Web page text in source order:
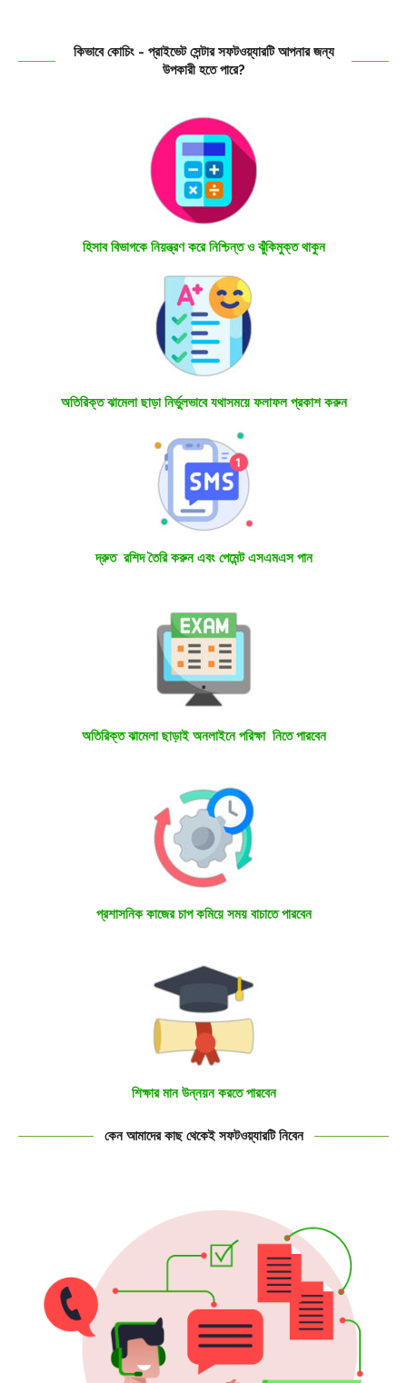
কিভাবে কোচিং - প্রাইভেট সেন্টার সফটওয়্যারটি আপনার জন্য
উপকারী হতে পারে?
হিসাব বিভাগকে নিয়ন্ত্রণ করে নিশ্চিন্ত ও ঝুঁকিমুক্ত থাকুন
অতিরিক্ত ঝামেলা ছাড়া নির্ভুলভাবে যথাসময়ে ফলাফল প্রকাশ করুন
দ্রুত রশিদ তৈরি করুন এবং পেমেন্ট এসএমএস পান
অতিরিক্ত ঝামেলা ছাড়াই অনলাইনে পরিক্ষা নিতে পারবেন
প্রশাসনিক কাজের চাপ কমিয়ে সময় বাচাতে পারবেন
শিক্ষার মান উন্নয়ন করতে পারবেন
কেন আমাদের কাছ থেকেই সফটওয়্যারটি নিবেন